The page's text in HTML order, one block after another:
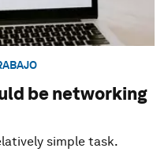
be networking
simple task.